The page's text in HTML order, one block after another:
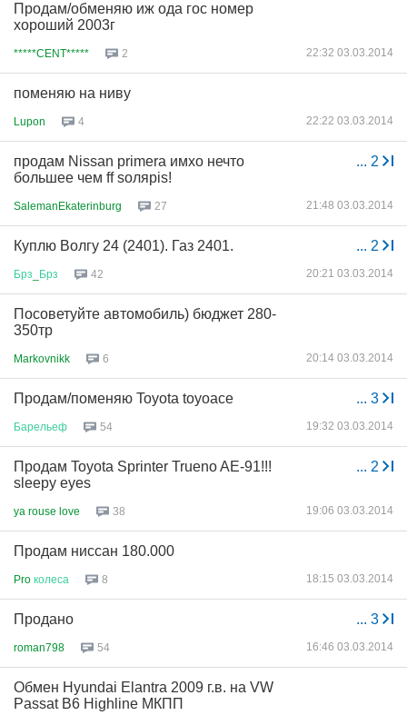
Продам/обменяю иж ода гос номер
хороший 2003г
*****CENT***** 2 22:32 03.03.2014
поменяю на ниву
Lupon 4 22:22 03.03.2014
... 2
продам Nissan primera имхо нечто
большее чем ff soлярis!
SalemanEkaterinburg 27 21:48 03.03.2014
... 2
Куплю Волгу 24 (2401). Газ 2401.
Брз Брз 42 20:21 03.03.2014
Посоветуйте автомобиль) бюджет 280-
350тр
Markovnikk 6 20:14 03.03.2014
... 3
Продам/поменяю Toyota toyoace
Барельеф 54 19:32 03.03.2014
... 2
Продам Toyota Sprinter Trueno AE-91!!!
sleepy eyes
ya rouse love 38 19:06 03.03.2014
Продам ниссан 180.000
Pro колеса 8 18:15 03.03.2014
... 3
Продано
roman798 54 16:46 03.03.2014
Обмен Hyundai Elantra 2009 г.в. на VW
Passat B6 Highline МКПП